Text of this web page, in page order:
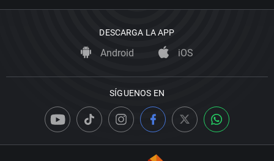
DESCARGA LA APP
Android iOS
SÍGUENOS EN